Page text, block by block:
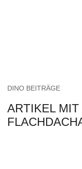
DINO BEITRÄGE
ARTIKEL